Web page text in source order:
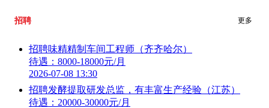
招聘 更多
招聘味精精制车间工程师（齐齐哈尔）
待遇：8000-18000元/月
2026-07-08 13:30
招聘发酵提取研发总监，有丰富生产经验（江苏）
待遇：20000-30000元/月